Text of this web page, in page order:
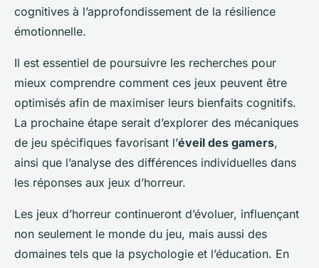
cognitives à l’approfondissement de la résilience
émotionnelle.
Il est essentiel de poursuivre les recherches pour
mieux comprendre comment ces jeux peuvent être
optimisés afin de maximiser leurs bienfaits cognitifs.
La prochaine étape serait d’explorer des mécaniques
de jeu spécifiques favorisant l’éveil des gamers,
ainsi que l’analyse des différences individuelles dans
les réponses aux jeux d’horreur.
Les jeux d’horreur continueront d’évoluer, influençant
non seulement le monde du jeu, mais aussi des
domaines tels que la psychologie et l’éducation. En